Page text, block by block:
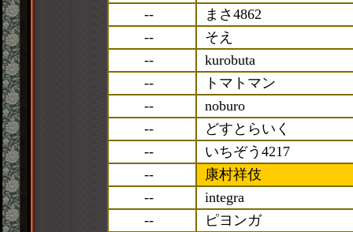
--
まさ4862
--
そえ
--
kurobuta
--
トマトマン
--
noburo
--
どすとらいく
--
いちぞう4217
--
康村祥伎
--
integra
--
ピヨンガ